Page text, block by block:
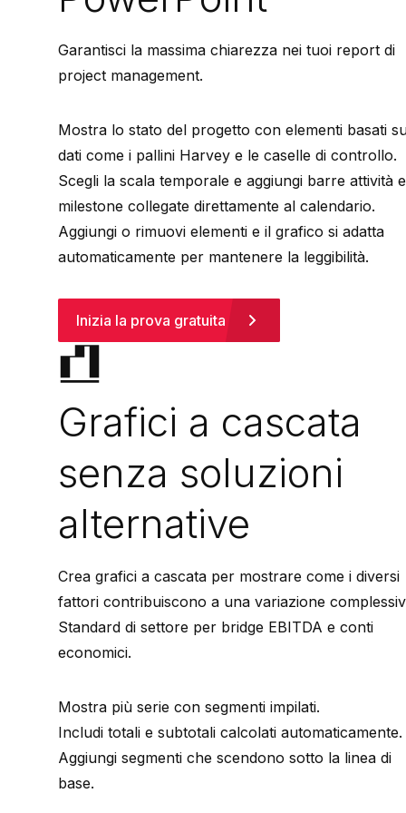
Garantisci la massima chiarezza nei tuoi report di
project management.
⁠Mostra lo stato del progetto con elementi basati
dati come i pallini Harvey e le caselle di controllo.
⁠Scegli la scala temporale e aggiungi barre attività e
milestone collegate direttamente al calendario.
Aggiungi o rimuovi elementi e il grafico si adatta
automaticamente per mantenere la leggibilità.
Inizia la prova gratuita
Grafici a cascata
senza soluzioni
alternative
Crea grafici a cascata per mostrare come i diversi
fattori contribuiscono a una variazione
Standard di settore per bridge EBITDA e conti
economici.
Mostra più serie con segmenti impilati.
Includi totali e subtotali calcolati automaticamente.
Aggiungi segmenti che scendono sotto la linea di
base.